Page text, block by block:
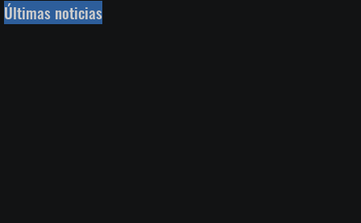
Últimas noticias